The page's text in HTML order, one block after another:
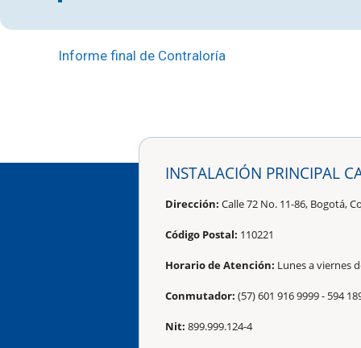
Informe final de Contraloría
INSTALACIÓN PRINCIPAL
Dirección: Calle 72 No. 11-86, Bogotá,
Código Postal: 110221
Horario de Atención: Lunes a viernes
Conmutador: (57) 601 916 9999 - 594
Nit: 899.999.124-4